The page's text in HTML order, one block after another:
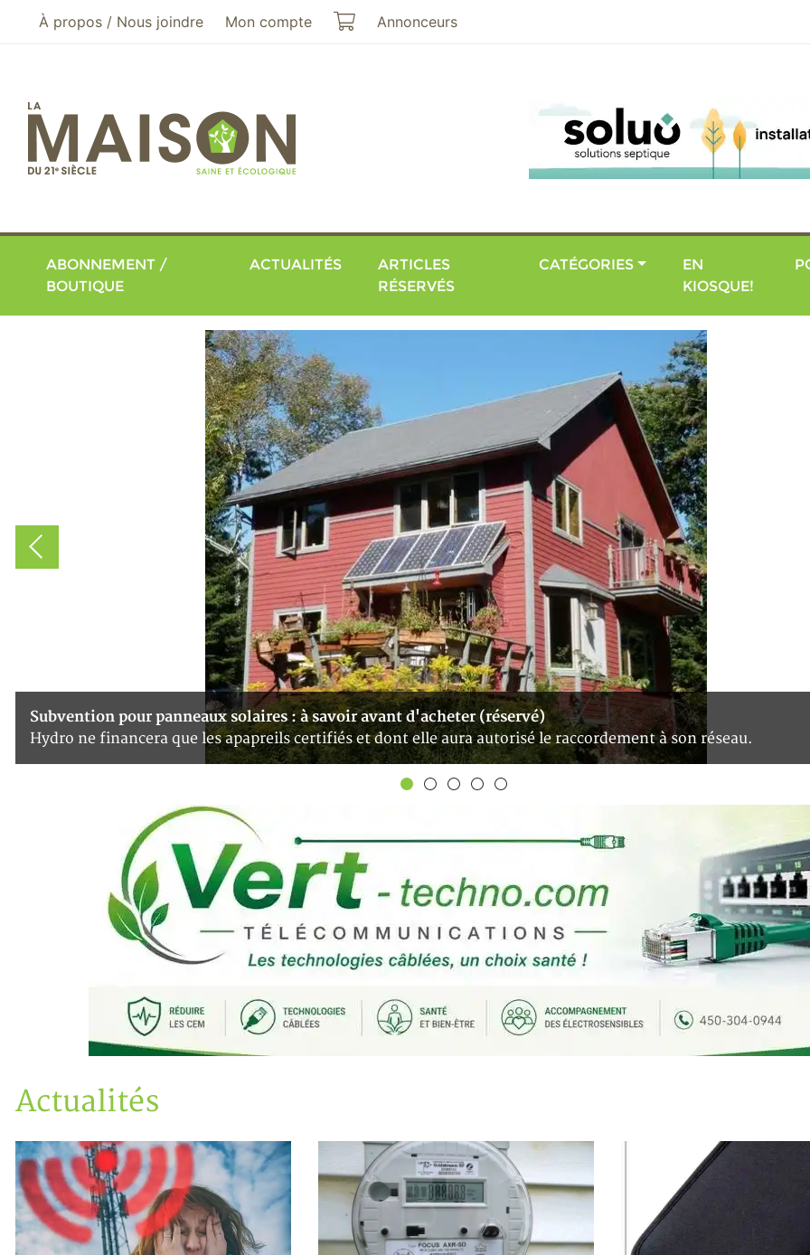
Aller au menu principal
Aller au contenu principal
À propos / Nous joindre Mon compte Mon panier
Annonceurs
ABONNEMENT /
BOUTIQUE
ACTUALITÉS
ARTICLES
RÉSERVÉS
CATÉGORIES
EN
KIOSQUE!
La Maison du 21e siècle - Le Magazine de la Maison
Subvention pour panneaux solaires : à savoir avant d'acheter (réservé)
Hydro ne financera que les apapreils certifiés et dont elle aura autorisé le raccordement à son réseau.
Actualités